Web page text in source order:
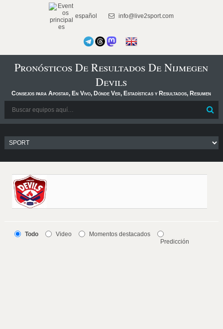
español info@live2sport.com
Pronósticos De Resultados De Nijmegen
Devils
Consejos para Apostar, En Vivo, Dónde Ver, Estadísticas y Resultados, Resumen
Todo Video
Momentos destacados
Predicción